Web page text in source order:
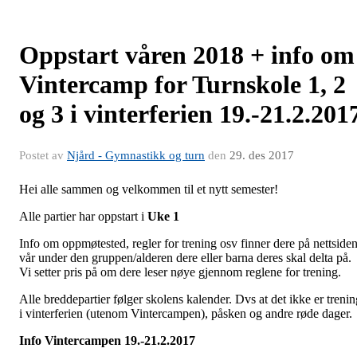
Oppstart våren 2018 + info om
Vintercamp for Turnskole 1, 2
og 3 i vinterferien 19.-
Postet av Njård - Gymnastikk og turn den 29. des 2017
Hei alle sammen og velkommen til et nytt semester!
Alle partier har oppstart i Uke 1
Info om oppmøtested, regler for trening osv finner dere på nettsiden
vår under den gruppen/alderen dere eller barna deres skal delta på.
Vi setter pris på om dere leser nøye gjennom reglene for trening.
Alle breddepartier følger skolens kalender. Dvs at det ikke er
i vinterferien (utenom Vintercampen), påsken og andre røde dager.
Info Vintercampen 19.-21.2.2017